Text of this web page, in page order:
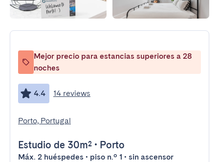
Mejor precio para estancias superiores a 28
noches
4.4 14 reviews
Porto, Portugal
Estudio de 30m² • Porto
Máx. 2 huéspedes • piso n.º 1 • sin ascensor